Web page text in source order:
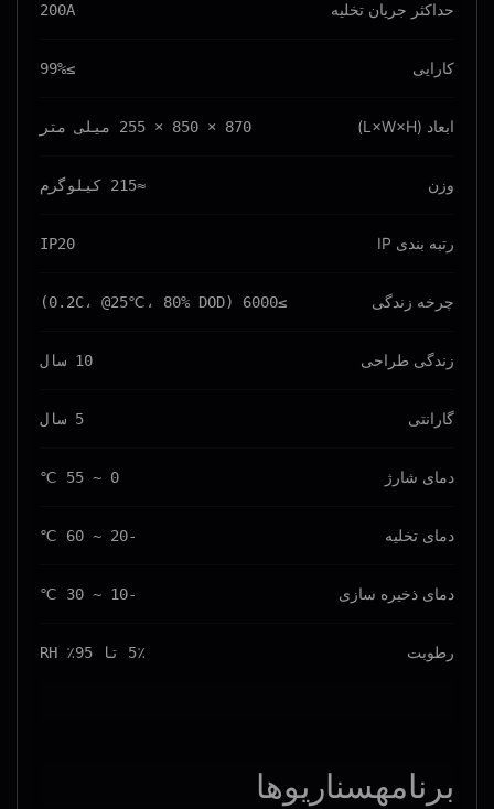
حداکثر جریان تخلیه 200A
کارایی
ابعاد (L×W×H)
رتبه بندی IP IP20
چرخه زندگی
زندگی طراحی
گارانتی
دمای شارژ
دمای تخلیه
دمای ذخیره سازی
رطوبت
برنامهسناریوها